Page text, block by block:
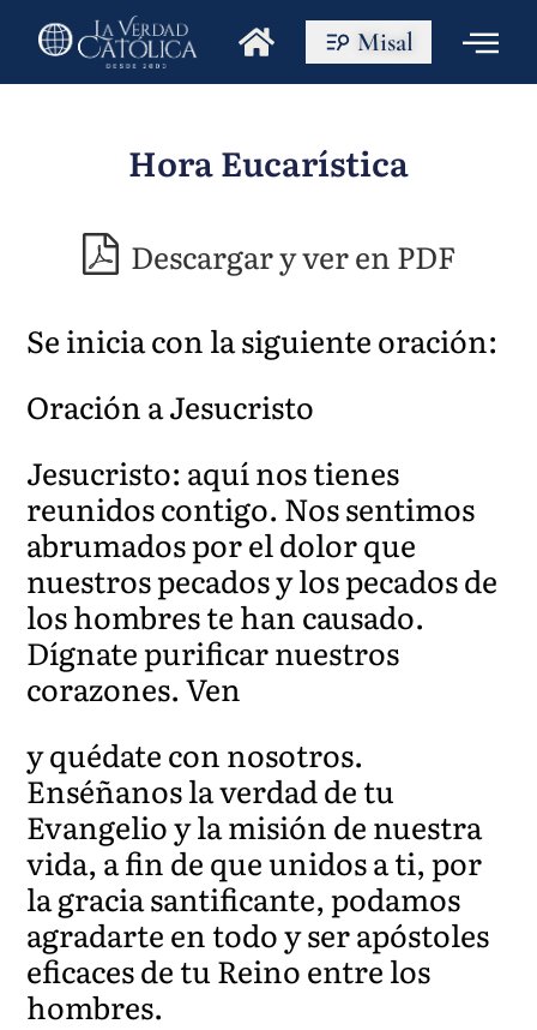
Misal
Hora Eucarística
Descargar y ver en PDF
Se inicia con la siguiente oración:
Oración a Jesucristo
Jesucristo: aquí nos tienes
reunidos contigo. Nos sentimos
abrumados por el dolor que
nuestros pecados y los pecados de
los hombres te han causado.
Dígnate purificar nuestros
corazones. Ven
y quédate con nosotros.
Enséñanos la verdad de tu
Evangelio y la misión de nuestra
vida, a fin de que unidos a ti, por
la gracia santificante, podamos
agradarte en todo y ser apóstoles
eficaces de tu Reino entre los
hombres.